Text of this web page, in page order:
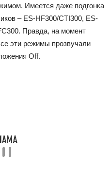
Имеется даже подгонка
– ES-HF300/CTI300, ES-
Правда, на момент
эти режимы прозвучали
Off.